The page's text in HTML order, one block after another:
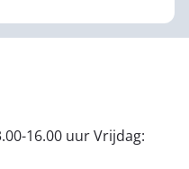
16.00 uur Vrijdag: